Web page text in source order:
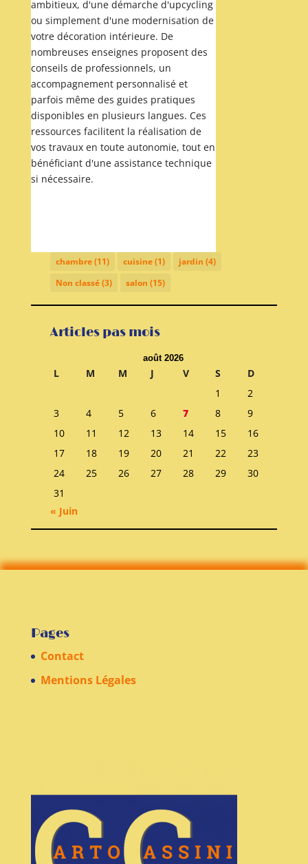
ambitieux, d'une démarche d'upcycling
ou simplement d'une modernisation de
votre décoration intérieure. De
nombreuses enseignes proposent des
conseils de professionnels, un
accompagnement personnalisé et
parfois même des guides pratiques
disponibles en plusieurs langues. Ces
ressources facilitent la réalisation de
vos travaux en toute autonomie, tout en
bénéficiant d'une assistance technique
si nécessaire.
chambre(11) cuisine(1) jardin (4)
Non classé(3) salon (15)
Articles pas mois
août 2026
L M M J V S
D
1
2
3
4 5 6 7 8
9
10
11 12 13 14 15
16
17
18 19 20 21 22
23
24
25 26 27 28 29
30
31
« Juin
Pages
Contact
Mentions Légales